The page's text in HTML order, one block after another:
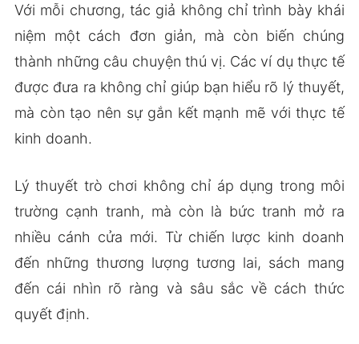
Với mỗi chương, tác giả không chỉ trình bày khái
niệm một cách đơn giản, mà còn biến chúng
thành những câu chuyện thú vị. Các ví dụ thực tế
được đưa ra không chỉ giúp bạn hiểu rõ lý thuyết,
mà còn tạo nên sự gắn kết mạnh mẽ với thực tế
kinh doanh.
Lý thuyết trò chơi không chỉ áp dụng trong môi
trường cạnh tranh, mà còn là bức tranh mở ra
nhiều cánh cửa mới. Từ chiến lược kinh doanh
đến những thương lượng tương lai, sách mang
đến cái nhìn rõ ràng và sâu sắc về cách thức
quyết định.